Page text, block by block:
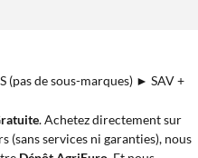
(pas de sous-marques) ► SAV +
. Achetez directement sur
(sans services ni garanties), nous